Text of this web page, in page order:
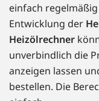
einfach
Entwicklung der
Heizölrechner
unverbindlich die
anzeigen lassen
bestellen. Die